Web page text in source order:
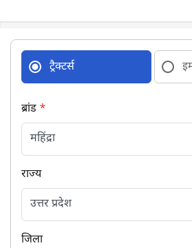
ट्रैक्टर्स
ब्रांड *
राज्य
जिला